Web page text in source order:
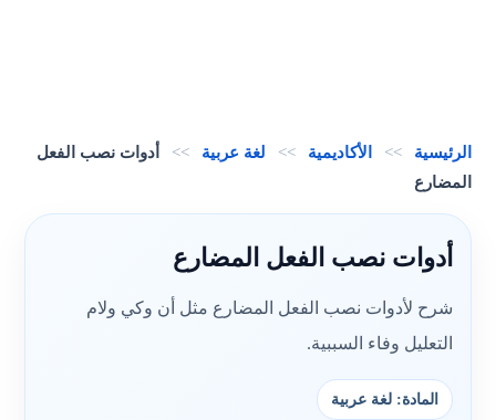
الرئيسية >> الأكاديمية >> لغة عربية >>
أدوات نصب الفعل
المضارع
أدوات نصب الفعل المضارع
شرح لأدوات نصب الفعل المضارع مثل أن وكي ولام
التعليل وفاء السببية.
المادة: لغة عربية